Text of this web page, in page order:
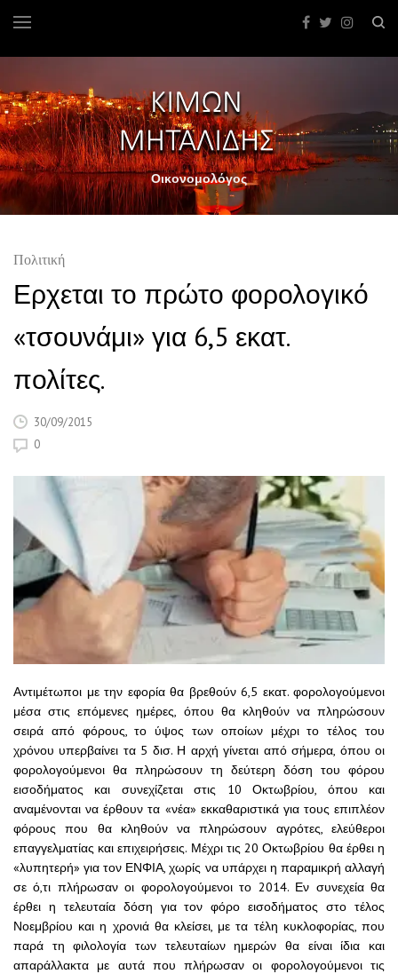
Οικονομολόγος
Πολιτική
Ερχεται το πρώτο φορολογικό
«τσουνάμι» για 6,5 εκατ.
πολίτες.
30/09/2015
0
Αντιμέτωποι με την εφορία θα βρεθούν 6,5 εκατ. φορολογούμενοι
μέσα στις επόμενες ημέρες, όπου θα κληθούν να πληρώσουν
σειρά από φόρους, το ύψος των οποίων μέχρι το τέλος του
χρόνου υπερβαίνει τα 5 δισ. Η αρχή γίνεται από σήμερα, όπου οι
φορολογούμενοι θα πληρώσουν τη δεύτερη δόση του φόρου
εισοδήματος και συνεχίζεται στις 10 Οκτωβρίου, όπου και
αναμένονται να έρθουν τα «νέα» εκκαθαριστικά για τους επιπλέον
φόρους που θα κληθούν να πληρώσουν αγρότες, ελεύθεροι
επαγγελματίας και επιχειρήσεις. Μέχρι τις 20 Οκτωβρίου θα έρθει η
«λυπητερή» για τον ΕΝΦΙΑ, χωρίς να υπάρχει η παραμικρή αλλαγή
σε ό,τι πλήρωσαν οι φορολογούμενοι το 2014. Εν συνεχεία θα
έρθει η τελευταία δόση για τον φόρο εισοδήματος στο τέλος
Νοεμβρίου και η χρονιά θα κλείσει, με τα τέλη κυκλοφορίας, που
παρά τη φιλολογία των τελευταίων ημερών θα είναι ίδια και
απαράλλακτα με αυτά που πλήρωσαν οι φορολογούμενοι τις